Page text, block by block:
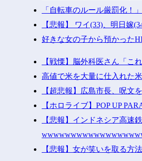
「自転車のルール厳罰化！
【悲報】 ワイ(33)、明日嫁
好きな女の子から預かった
【戦慄】脳外科医さん「こ
高値で米を大量に仕入れた
【超悲報】広島市長、呪文
【ホロライブ】POP UP
【悲報】インドネシア高速
【悲報】女が笑いを取る方